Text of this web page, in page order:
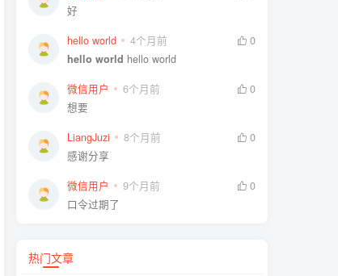
好
hello world 4个月前
0
hello world hello world
微信用户 6个月前
0
想要
LiangJuzi 8个月前
0
感谢分享
微信用户 9个月前
0
口令过期了
热门文章